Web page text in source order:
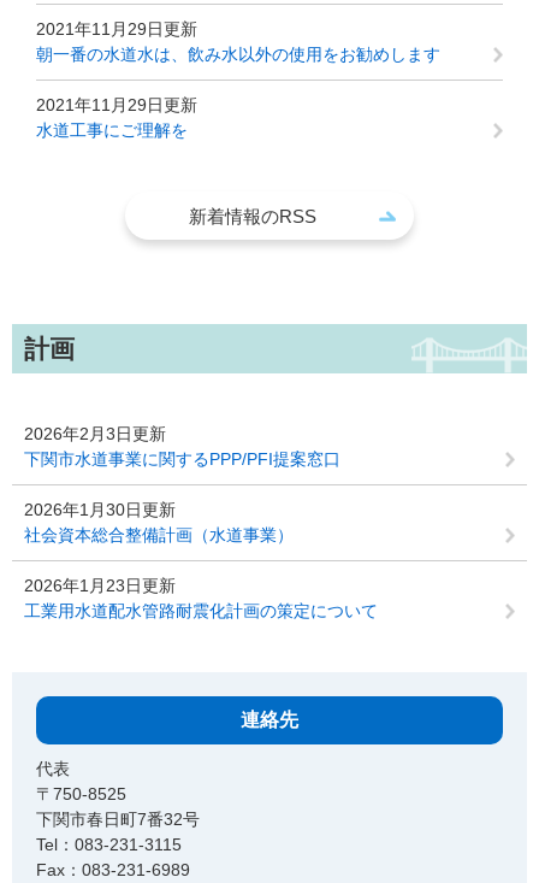
2021年11月29日更新
朝一番の水道水は、飲み水以外の使用をお勧めします
2021年11月29日更新
水道工事にご理解を
新着情報のRSS
計画
2026年2月3日更新
下関市水道事業に関するPPP/PFI提案窓口
2026年1月30日更新
社会資本総合整備計画（水道事業）
2026年1月23日更新
工業用水道配水管路耐震化計画の策定について
連絡先
代表
〒750-8525
下関市春日町7番32号
Tel：083-231-3115
Fax：083-231-6989